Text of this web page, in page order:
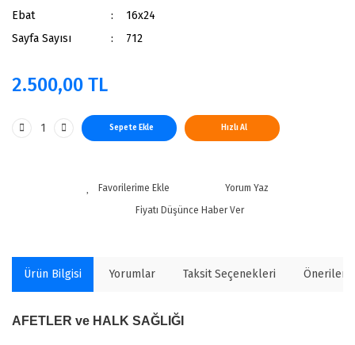
Ebat
16x24
Sayfa Sayısı
712
2.500,00 TL
Sepete Ekle Hızlı Al
Yorum Yaz
Fiyatı Düşünce Haber Ver
Ürün Bilgisi Yorumlar Taksit Seçenekleri
AFETLER ve HALK SAĞLIĞI